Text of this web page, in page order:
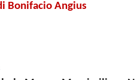
Bonifacio Angius